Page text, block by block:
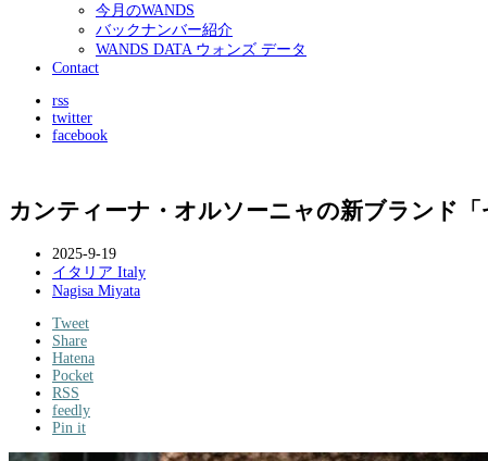
今月のWANDS
バックナンバー紹介
WANDS DATA ウォンズ データ
Contact
rss
twitter
facebook
カンティーナ・オルソーニャの新ブランド「
2025-9-19
イタリア Italy
Nagisa Miyata
Tweet
Share
Hatena
Pocket
RSS
feedly
Pin it